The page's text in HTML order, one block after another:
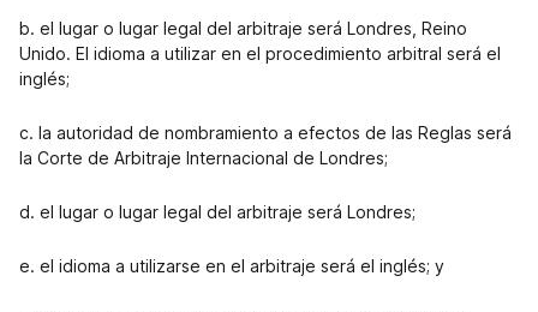
b. el lugar o lugar legal del arbitraje será Londres, Reino
Unido. El idioma a utilizar en el procedimiento arbitral será el
inglés;
c. la autoridad de nombramiento a efectos de las Reglas será
la Corte de Arbitraje Internacional de Londres;
d. el lugar o lugar legal del arbitraje será Londres;
e. el idioma a utilizarse en el arbitraje será el inglés; y